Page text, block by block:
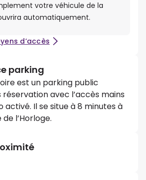
votre véhicule de la
automatiquement.
d’accès
parking
est un parking public
avec l’accès mains
activé. Il se situe à 8 minutes à
l’Horloge.